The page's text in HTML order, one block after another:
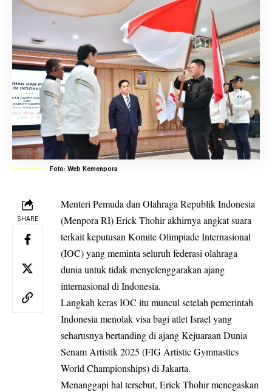
Foto: Web Kemenpora
SHARE
Menteri Pemuda dan Olahraga Republik Indonesia
(Menpora RI) Erick Thohir akhirnya angkat suara
terkait keputusan Komite Olimpiade Internasional
(IOC) yang meminta seluruh federasi olahraga
dunia untuk tidak menyelenggarakan ajang
internasional di Indonesia.
Langkah keras IOC itu muncul setelah pemerintah
Indonesia menolak visa bagi atlet Israel yang
seharusnya bertanding di ajang Kejuaraan Dunia
Senam Artistik 2025 (FIG Artistic Gymnastics
World Championships) di Jakarta.
Menanggapi hal tersebut, Erick Thohir menegaskan